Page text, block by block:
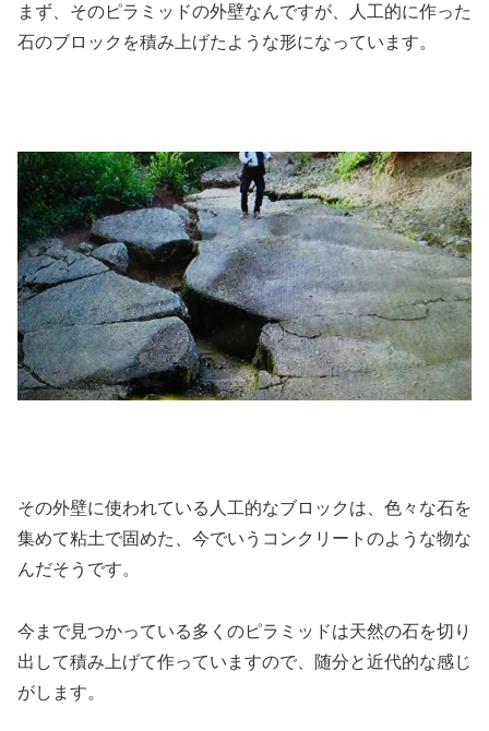
まず、そのピラミッドの外壁なんですが、人工的に作った
石のブロックを積み上げたような形になっています。
その外壁に使われている人工的なブロックは、色々な石を
集めて粘土で固めた、今でいうコンクリートのような物な
んだそうです。
今まで見つかっている多くのピラミッドは天然の石を切り
出して積み上げて作っていますので、随分と近代的な感じ
がします。